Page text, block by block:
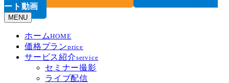
ート動画
MENU
ホームHOME
価格プランprice
サービス紹介service
セミナー撮影
ライブ配信